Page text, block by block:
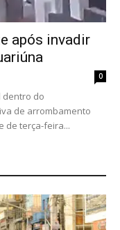
após invadir
0
dentro do
de arrombamento
de terça-feira...